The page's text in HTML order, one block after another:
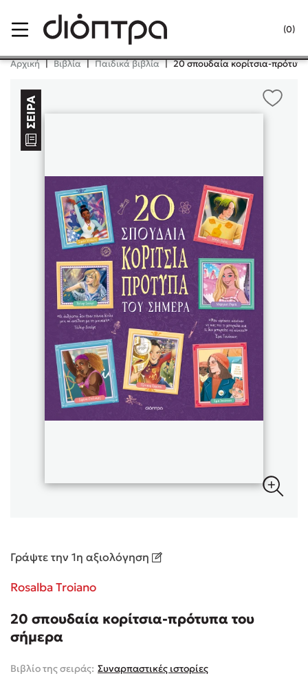
(0)
Κλείσιμο
Δημοφιλή Βιβλία
Το ξενοδοχείο των συναισθημάτων
Χάρης Πολίτης
Καθρέφτης
Sebastian Fitzek
Playlist
Το λεξικό της ζωής σου
Αρχική | Βιβλία | Παιδικά βιβλία | 20 σπουδαία κορίτσια-
Γράψτε την 1η αξιολόγηση
Rosalba Troiano
20 σπουδαία κορίτσια-πρότυπα του
σήμερα
Βιβλίο της σειράς: Συναρπαστικές ιστορίες